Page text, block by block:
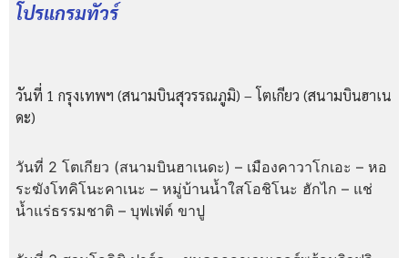
โปรแกรมทัวร์
วันที่ 1 กรุงเทพฯ (สนามบินสุวรรณภูมิ) – โตเกียว (สนามบินฮาเน
ดะ)
วันที่ 2 โตเกียว (สนามบินฮาเนดะ) – เมืองคาวาโกเอะ – หอ
ระฆังโทคิโนะคาเนะ – หมู่บ้านน้ำใสโอชิโนะ ฮักไก – แช่
น้ำแร่ธรรมชาติ – บุฟเฟ่ต์ ขาปู